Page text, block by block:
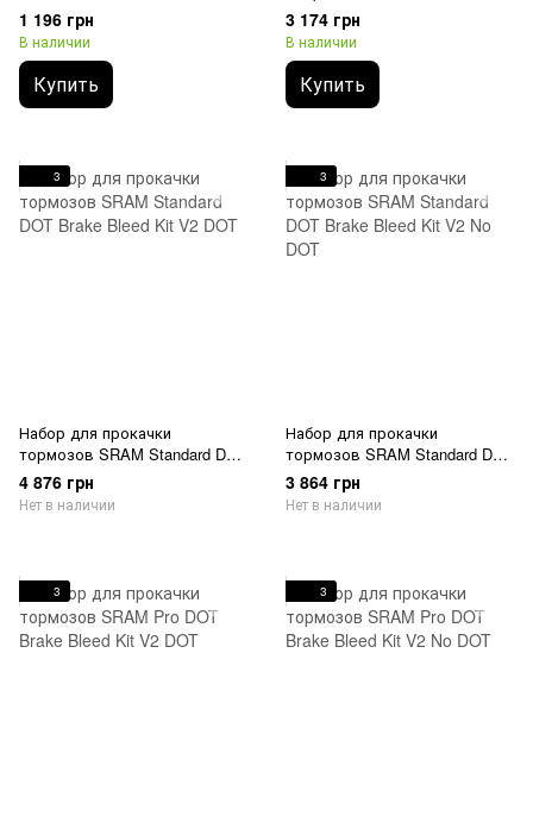
1 196 грн
В наличии
Купить
3 174 грн
В наличии
Купить
3
Набор для прокачки
тормозов SRAM Standard DOT
Brake Bleed Kit V2 DOT
4 876 грн
Нет в наличии
3
Набор для прокачки
тормозов SRAM Standard DOT
Brake Bleed Kit V2 No DOT
3 864 грн
Нет в наличии
3 3